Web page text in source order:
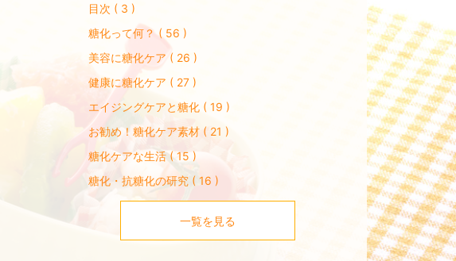
目次 ( 3 )
糖化って何？ ( 56 )
美容に糖化ケア ( 26 )
健康に糖化ケア ( 27 )
エイジングケアと糖化 ( 19 )
お勧め！糖化ケア素材 ( 21 )
糖化ケアな生活 ( 15 )
糖化・抗糖化の研究 ( 16 )
一覧を見る